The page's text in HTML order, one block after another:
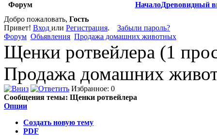
Форум НачалоДревовидный
Добро пожаловать, Гость
Привет! Вход или Регистрация. Забыли пароль?
Форум Обьявления Продажа домашних животных
Щенки ротвейлера (1
Продажа домашних
Избранное: 0
Сообщения темы: Щенки ротвейлера
Опции
Создать новую тему
PDF